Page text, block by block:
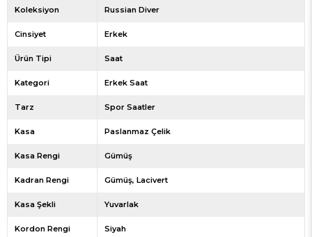
Koleksiyon Russian Diver
Cinsiyet Erkek
Ürün Tipi Saat
Kategori Erkek Saat
Tarz Spor Saatler
Kasa Paslanmaz Çelik
Kasa Rengi Gümüş
Kadran Rengi Gümüş Lacivert
Kasa Şekli Yuvarlak
Kordon Rengi Siyah